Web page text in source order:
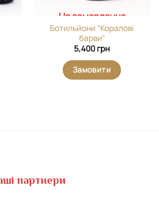
На замовлення
Ботильйони “Коралові
барви”
5,400 грн
Замовити
партнери